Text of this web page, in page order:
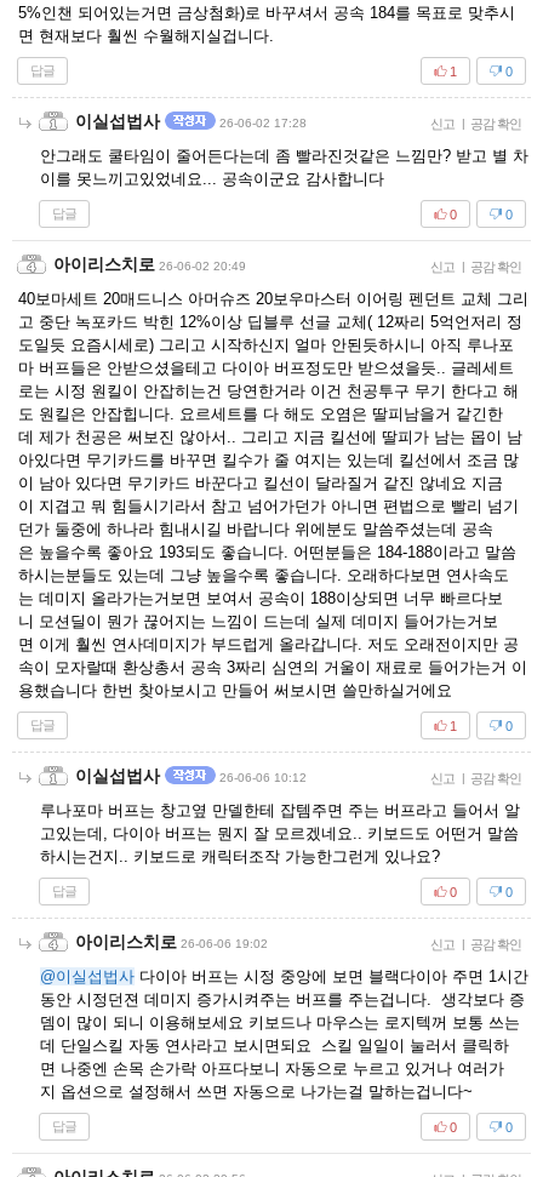
5%인챈 되어있는거면 금상첨화)로 바꾸셔서 공속 184를 목표로 맞추시
면 현재보다 훨씬 수월해지실겁니다.
답글 0
1
이실섭법사 26-06-02 17:28 신고 | 공감 확인
안그래도 쿨타임이 줄어든다는데 좀 빨라진것같은 느낌만? 받고 별 차
이를 못느끼고있었네요... 공속이군요 감사합니다
답글 0
0
아이리스치로 26-06-02 20:49 신고 | 공감 확인
40보마세트 20매드니스 아머슈즈 20보우마스터 이어링 펜던트 교체 그리
고 중단 녹포카드 박힌 12%이상 딥블루 선글 교체( 12짜리 5억언저리 정
도일듯 요즘시세로) 그리고 시작하신지 얼마 안된듯하시니 아직 루나포
마 버프들은 안받으셨을테고 다이아 버프정도만 받으셨을듯.. 글레세트
로는 시정 원킬이 안잡히는건 당연한거라 이건 천공투구 무기 한다고 해
도 원킬은 안잡힙니다. 요르세트를 다 해도 오염은 딸피남을거 같긴한
데 제가 천공은 써보진 않아서.. 그리고 지금 킬선에 딸피가 남는 몹이 남
아있다면 무기카드를 바꾸면 킬수가 줄 여지는 있는데 킬선에서 조금 많
이 남아 있다면 무기카드 바꾼다고 킬선이 달라질거 같진 않네요 지금
이 지겹고 뭐 힘들시기라서 참고 넘어가던가 아니면 편법으로 빨리 넘기
던가 둘중에 하나라 힘내시길 바랍니다 위에분도 말씀주셨는데 공속
은 높을수록 좋아요 193되도 좋습니다. 어떤분들은 184-188이라고 말씀
하시는분들도 있는데 그냥 높을수록 좋습니다. 오래하다보면 연사속도
는 데미지 올라가는거보면 보여서 공속이 188이상되면 너무 빠르다보
니 모션딜이 뭔가 끊어지는 느낌이 드는데 실제 데미지 들어가는거보
면 이게 훨씬 연사데미지가 부드럽게 올라갑니다. 저도 오래전이지만 공
속이 모자랄때 환상총서 공속 3짜리 심연의 거울이 재료로 들어가는거 이
용했습니다 한번 찾아보시고 만들어 써보시면 쓸만하실거에요
답글 0
1
이실섭법사 26-06-06 10:12 신고 | 공감 확인
루나포마 버프는 창고옆 만델한테 잡템주면 주는 버프라고 들어서 알
고있는데, 다이아 버프는 뭔지 잘 모르겠네요.. 키보드도 어떤거 말씀
하시는건지.. 키보드로 캐릭터조작 가능한그런게 있나요?
답글 0
0
아이리스치로 26-06-06 19:02 신고 | 공감 확인
@이실섭법사 다이아 버프는 시정 중앙에 보면 블랙다이아 주면 1시간
동안 시정던젼 데미지 증가시켜주는 버프를 주는겁니다. 생각보다 증
뎀이 많이 되니 이용해보세요 키보드나 마우스는 로지텍꺼 보통 쓰는
데 단일스킬 자동 연사라고 보시면되요 스킬 일일이 눌러서 클릭하
면 나중엔 손목 손가락 아프다보니 자동으로 누르고 있거나 여러가
지 옵션으로 설정해서 쓰면 자동으로 나가는걸 말하는겁니다~
답글 0
0